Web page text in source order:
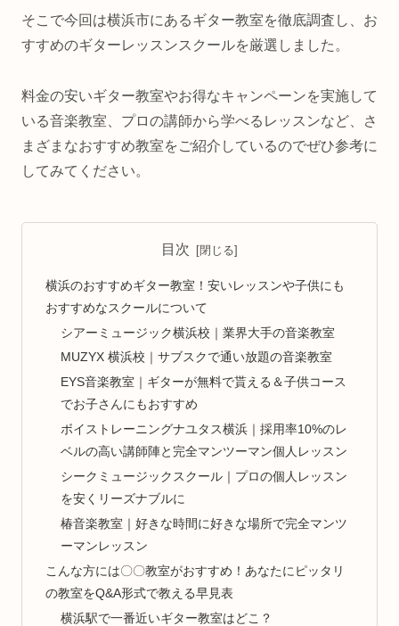
そこで今回は横浜市にあるギター教室を徹底調査し、お
すすめのギターレッスンスクールを厳選しました。
料金の安いギター教室やお得なキャンペーンを実施して
いる音楽教室、プロの講師から学べるレッスンなど、さ
まざまなおすすめ教室をご紹介しているのでぜひ参考に
してみてください。
目次
横浜のおすすめギター教室！安いレッスンや子供にも
おすすめなスクールについて
シアーミュージック横浜校｜業界大手の音楽教室
MUZYX 横浜校｜サブスクで通い放題の音楽教室
EYS音楽教室｜ギターが無料で貰える＆子供コース
でお子さんにもおすすめ
ボイストレーニングナユタス横浜｜採用率10%のレ
ベルの高い講師陣と完全マンツーマン個人レッスン
シークミュージックスクール｜プロの個人レッスン
を安くリーズナブルに
椿音楽教室｜好きな時間に好きな場所で完全マンツ
ーマンレッスン
こんな方には〇〇教室がおすすめ！あなたにピッタリ
の教室をQ&A形式で教える早見表
横浜駅で一番近いギター教室はどこ？